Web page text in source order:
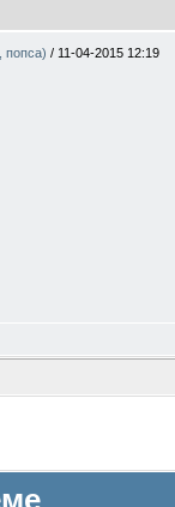
попса) / 11-04-2015 12:19